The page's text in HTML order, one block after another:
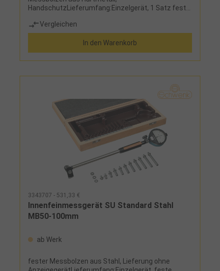
HandschutzLieferumfang:Einzelgerät, 1 Satz feste,
Messbereiches, 1 analoge Messuhr und Etui
Vergleichen
In den Warenkorb
3343707 - 531,33 €
Innenfeinmessgerät SU Standard Stahl
MB50-100mm
ab Werk
fester Messbolzen aus Stahl, Lieferung ohne